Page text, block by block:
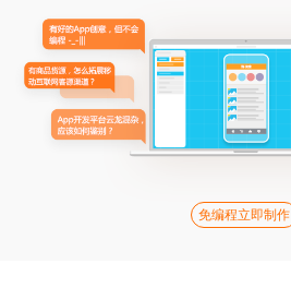
免编程立即制作